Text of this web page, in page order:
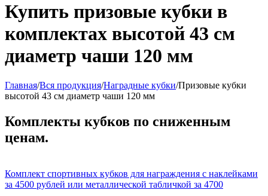
Купить призовые кубки в
комплектах высотой 43 см
диаметр чаши 120 мм
Главная/Вся продукция/Наградные кубки/Призовые кубки
высотой 43 см диаметр чаши 120 мм
Комплекты кубков по сниженным
ценам.
Комплект спортивных кубков для награждения с наклейками
за 4500 рублей или металлической табличкой за 4700